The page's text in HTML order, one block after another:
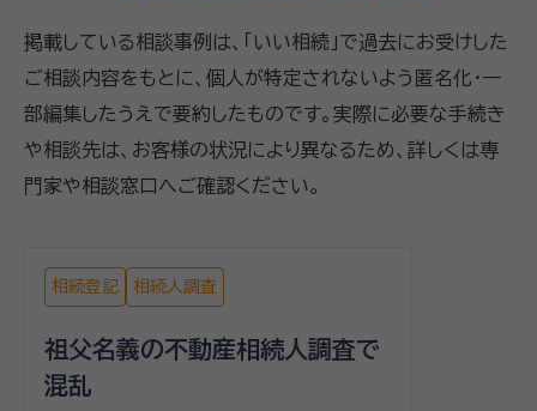
掲載している相談事例は、「いい相続」で過去にお受けした
ご相談内容をもとに、個人が特定されないよう匿名化・一
部編集したうえで要約したものです。実際に必要な手続き
や相談先は、お客様の状況により異なるため、詳しくは専
門家や相談窓口へご確認ください。
相続登記 相続人調査
祖父名義の不動産相続人調査で
混乱